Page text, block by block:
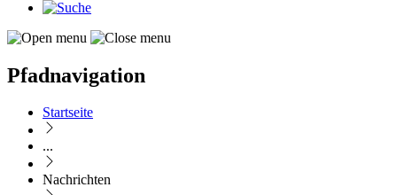
Pfadnavigation
Startseite
...
Nachrichten